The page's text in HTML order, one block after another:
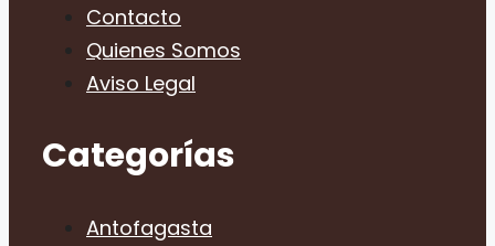
Contacto
Quienes Somos
Aviso Legal
Categorías
Antofagasta